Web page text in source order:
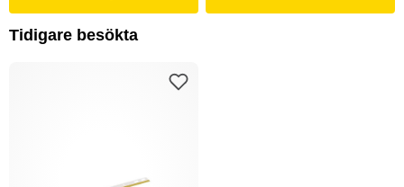
Tidigare besökta